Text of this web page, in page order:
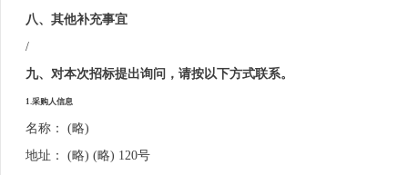
八、其他补充事宜
/
九、对本次招标提出询问，请按以下方式联系。
1.采购人信息
名称： (略)
地址： (略) (略) 120号